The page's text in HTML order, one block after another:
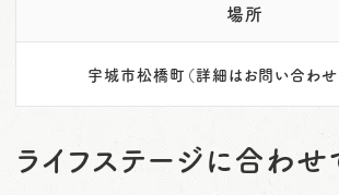
場所
宇城市松橋町（詳細はお問い合わせ
ライフステージに合わせ